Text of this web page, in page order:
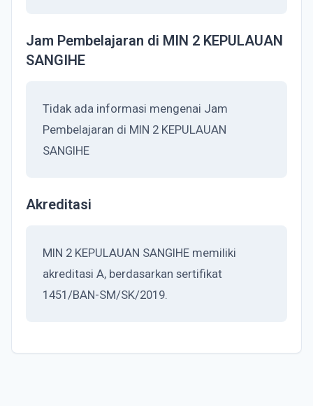
Jam Pembelajaran di MIN 2 KEPULAUAN
SANGIHE
Tidak ada informasi mengenai Jam
Pembelajaran di MIN 2 KEPULAUAN
SANGIHE
Akreditasi
MIN 2 KEPULAUAN SANGIHE memiliki
akreditasi A, berdasarkan sertifikat
1451/BAN-SM/SK/2019.